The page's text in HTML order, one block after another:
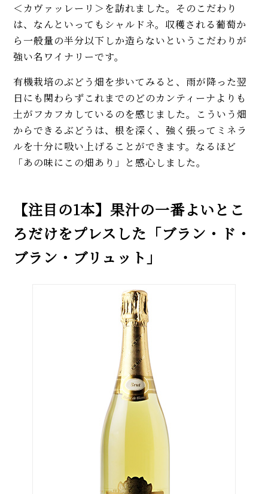
＜カヴァッレーリ＞を訪れました。そのこだわり
は、なんといってもシャルドネ。収穫される葡萄か
ら一般量の半分以下しか造らないというこだわりが
強い名ワイナリーです。
有機栽培のぶどう畑を歩いてみると、雨が降った翌
日にも関わらずこれまでのどのカンティーナよりも
土がフカフカしているのを感じました。こういう畑
からできるぶどうは、根を深く、強く張ってミネラ
ルを十分に吸い上げることができます。なるほど
「あの味にこの畑あり」と感心しました。
【注目の1本】果汁の一番よいとこ
ろだけをプレスした「ブラン・ド・
ブラン・ブリュット」